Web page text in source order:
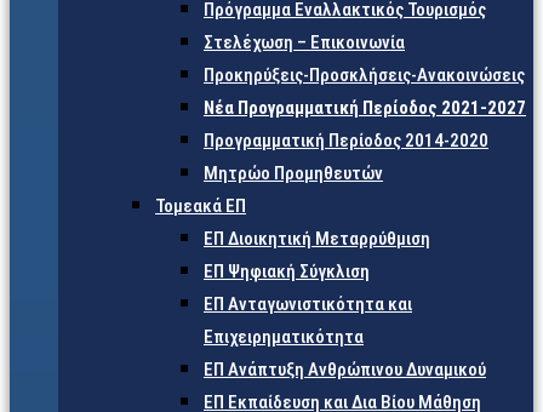
Πρόγραμμα Εναλλακτικός Τουρισμός
Στελέχωση – Επικοινωνία
Προκηρύξεις-Προσκλήσεις-Ανακοινώσεις
Νέα Προγραμματική Περίοδος 2021-2027
Προγραμματική Περίοδος 2014-2020
Μητρώο Προμηθευτών
Τομεακά ΕΠ
ΕΠ Διοικητική Μεταρρύθμιση
ΕΠ Ψηφιακή Σύγκλιση
ΕΠ Ανταγωνιστικότητα και
Επιχειρηματικότητα
ΕΠ Ανάπτυξη Ανθρώπινου Δυναμικού
ΕΠ Εκπαίδευση και Δια Βίου Μάθηση